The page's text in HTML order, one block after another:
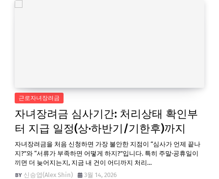
근로자녀장려금
자녀장려금 심사기간: 처리상태 확인부
터 지급 일정(상·하반기/기한후)까지
자녀장려금을 처음 신청하면 가장 불안한 지점이 “심사가 언제 끝나
지?”와 “서류가 부족하면 어떻게 하지?”입니다. 특히 주말·공휴일이
끼면 더 늦어지는지, 지금 내 건이 어디까지 처리…
신승엽(Alex Shin)
3월 14, 2026